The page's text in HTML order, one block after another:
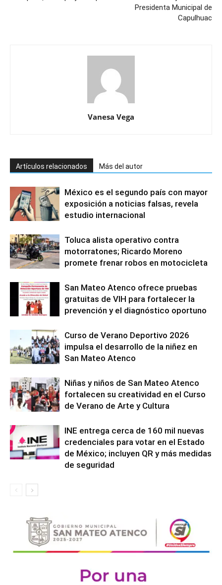
Presidenta Municipal de
Capulhuac
Vanesa Vega
Artículos relacionados Más del autor
México es el segundo país con mayor
exposición a noticias falsas, revela
estudio internacional
Toluca alista operativo contra
motorratones; Ricardo Moreno
promete frenar robos en motocicleta
San Mateo Atenco ofrece pruebas
gratuitas de VIH para fortalecer la
prevención y el diagnóstico oportuno
Curso de Verano Deportivo 2026
impulsa el desarrollo de la niñez en
San Mateo Atenco
Niñas y niños de San Mateo Atenco
fortalecen su creatividad en el Curso
de Verano de Arte y Cultura
INE entrega cerca de 160 mil nuevas
credenciales para votar en el Estado
de México; incluyen QR y más medidas
de seguridad